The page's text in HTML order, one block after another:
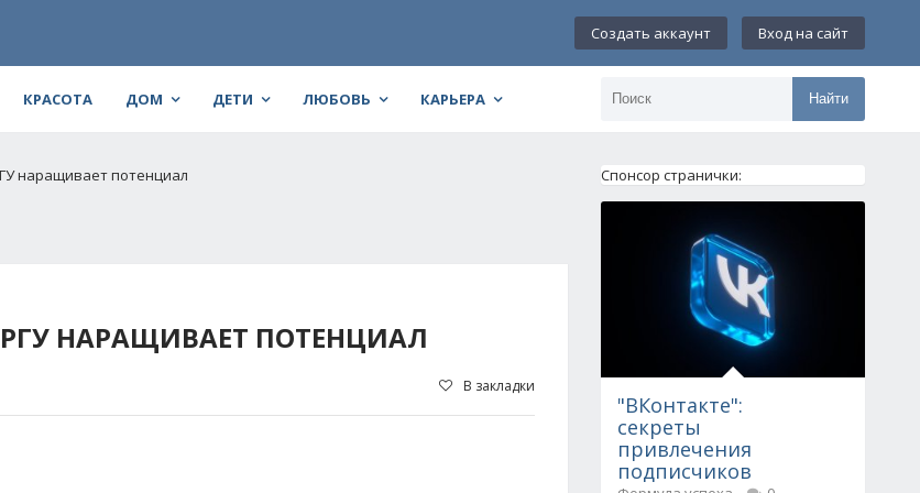
Создать аккаунт Вход на сайт
КРАСОТА ДОМ ДЕТИ ЛЮБОВЬ КАРЬЕРА Найти
наращивает потенциал
НАРАЩИВАЕТ ПОТЕНЦИАЛ
В закладки
Спонсор странички:
"ВКонтакте":
секреты
привлечения
подписчиков